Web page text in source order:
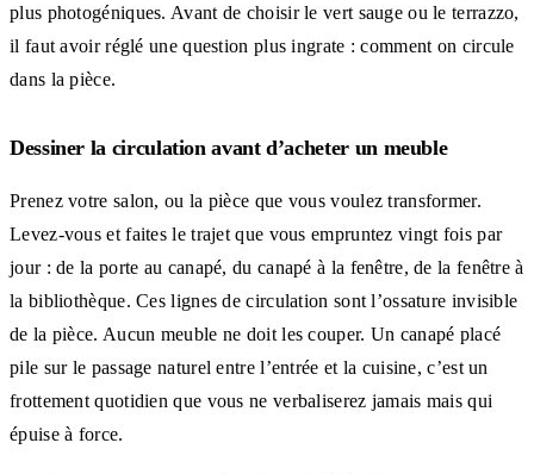
plus photogéniques. Avant de choisir le vert sauge ou le terrazzo,
il faut avoir réglé une question plus ingrate : comment on circule
dans la pièce.
Dessiner la circulation avant d’acheter un meuble
Prenez votre salon, ou la pièce que vous voulez transformer.
Levez-vous et faites le trajet que vous empruntez vingt fois par
jour : de la porte au canapé, du canapé à la fenêtre, de la fenêtre à
la bibliothèque. Ces lignes de circulation sont l’ossature invisible
de la pièce. Aucun meuble ne doit les couper. Un canapé placé
pile sur le passage naturel entre l’entrée et la cuisine, c’est un
frottement quotidien que vous ne verbaliserez jamais mais qui
épuise à force.